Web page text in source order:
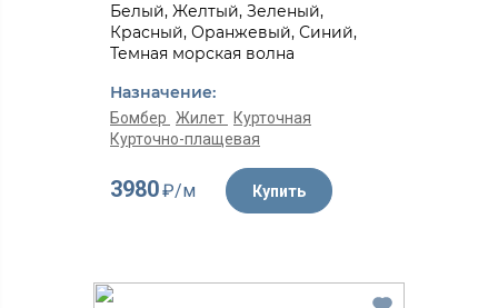
Белый, Желтый, Зеленый,
Красный, Оранжевый, Синий,
Темная морская волна
Назначение:
Бомбер Жилет
Курточная
Курточно-плащевая
3980₽/м Купить